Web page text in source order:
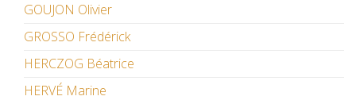
GOUJON Olivier
GROSSO Frédérick
HERCZOG Béatrice
HERVÉ Marine